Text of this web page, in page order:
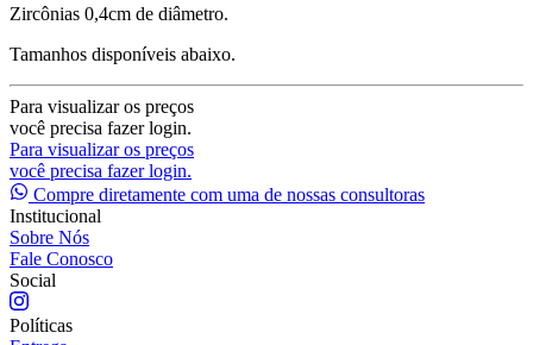
Zircônias 0,4cm de diâmetro.
Tamanhos disponíveis abaixo.
Para visualizar os preços
você precisa fazer login.
Para visualizar os preços
você precisa fazer login.
Compre diretamente com uma de nossas consultoras
Institucional
Sobre Nós
Fale Conosco
Social
Políticas